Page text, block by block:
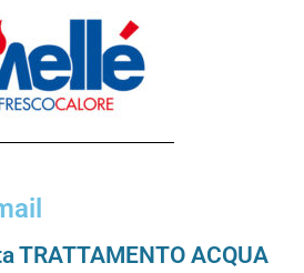
TRATTAMENTO ACQUA